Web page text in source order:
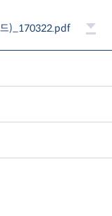
드)_170322.pdf